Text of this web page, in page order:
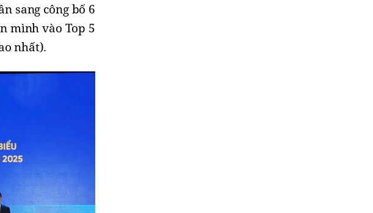
sang công bố 6
mình vào Top 5
nhất).